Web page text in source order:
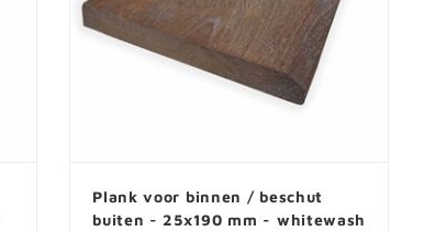
Plank voor binnen / beschut
buiten - 25x190 mm - whitewash